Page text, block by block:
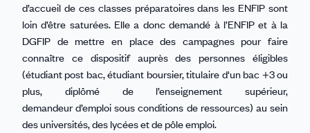
d’accueil de ces classes préparatoires dans les ENFIP sont
loin d’être saturées. Elle a donc demandé à l’ENFIP et à la
DGFIP de mettre en place des campagnes pour faire
connaître ce dispositif auprès des personnes éligibles
(étudiant post bac, étudiant boursier, titulaire d'un bac +3 ou
plus, diplômé de l’enseignement supérieur,
demandeur d’emploi sous conditions de ressources) au sein
des universités, des lycées et de pôle emploi.